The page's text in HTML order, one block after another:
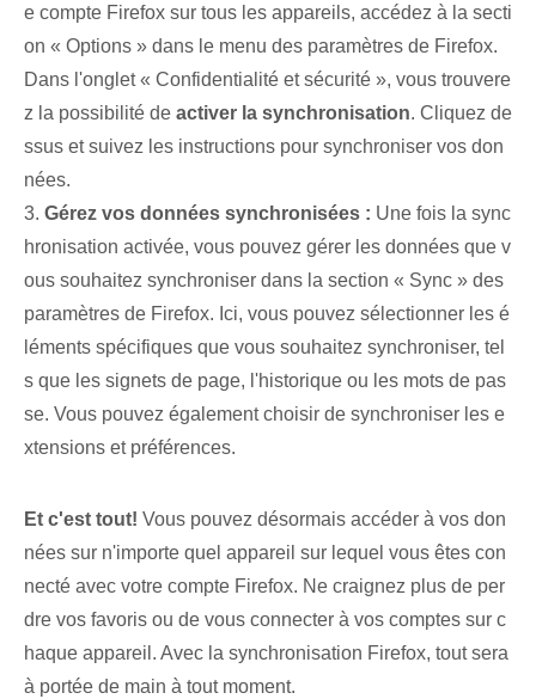
e compte Firefox sur tous les appareils, accédez à la secti
on « Options » dans le menu des paramètres de Firefox.
Dans l'onglet « Confidentialité et sécurité », vous trouvere
z la possibilité de activer la synchronisation. Cliquez de
ssus et suivez les instructions pour synchroniser vos don
nées.
3. Gérez vos données synchronisées : Une fois la sync
hronisation activée, vous pouvez gérer les données que v
ous souhaitez synchroniser dans la section « Sync » des
paramètres de Firefox. Ici, vous pouvez sélectionner les é
léments spécifiques que vous souhaitez synchroniser, tel
s que les signets de page, l'historique ou les mots de pas
se. Vous pouvez également choisir de ⁢synchroniser les e
xtensions et ⁣préférences.
Et c'est tout! ‌Vous pouvez désormais accéder à vos don
nées sur n'importe quel appareil sur lequel vous êtes con
necté avec votre compte Firefox. Ne craignez plus de per
dre vos favoris ou de vous connecter à vos comptes sur c
haque appareil. ⁢Avec ⁢la synchronisation Firefox, tout ⁢sera
à portée de main à tout moment.